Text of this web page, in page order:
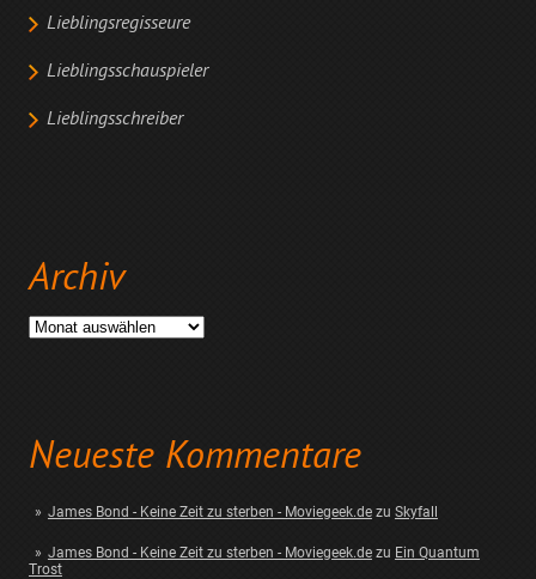
Lieblingsregisseure
Lieblingsschauspieler
Lieblingsschreiber
Archiv
Archiv
Neueste Kommentare
James Bond - Keine Zeit zu sterben - Moviegeek.dezu Skyfall
James Bond - Keine Zeit zu sterben - Moviegeek.dezu Ein Quantum
Trost